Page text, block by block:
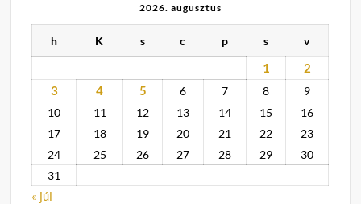
2026. augusztus
h K s c p s v
1
2
3
4 5 6 7 8
9
10
11 12 13 14 15
16
17
18 19 20 21 22
23
24
25 26 27 28 29
30
31
« júl